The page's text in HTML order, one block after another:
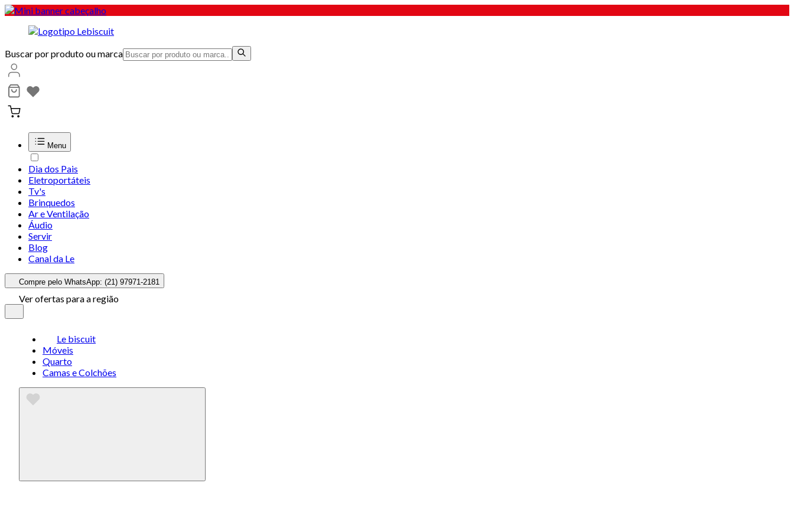
Buscar por produto ou marca
Menu
Dia dos Pais
Eletroportáteis
Tv's
Brinquedos
Ar e Ventilação
Áudio
Servir
Blog
Canal da Le
Compre pelo WhatsApp: (21) 97971-2181
Ver ofertas para a região
Le biscuit
Móveis
Quarto
Camas e Colchões